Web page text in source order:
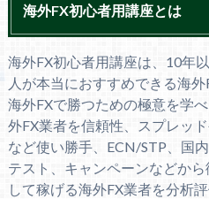
海外FX初心者用講座とは
海外FX初心者用講座は、10年
人が本当におすすめできる海外
海外FXで勝つための極意を学
外FX業者を信頼性、スプレッ
など使い勝手、ECN/STP、国
テスト、キャンペーンなどか
して稼げる海外FX業者を分析評